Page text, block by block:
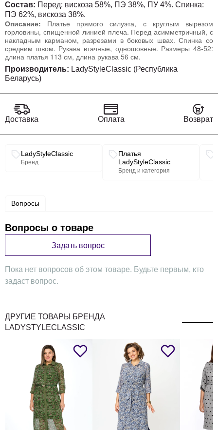
Состав: Перед: вискоза 58%, ПЭ 38%, ПУ 4%. Спинка:
ПЭ 62%, вискоза 38%.
Описание: Платье прямого силуэта, с круглым вырезом
горловины, спищенной линией плеча. Перед асимметричный, с
накладным карманом, разрезами в боковых швах. Спинка со
средним швом. Рукава втачные, одношовные. Размеры 48-52:
длина платья 113 см, длина рукава 56 см.
Производитель: LadyStyleClassic (Республика
Беларусь)
Доставка Оплата Возврат
Связанные разделы каталога
LadyStyleClassic
Бренд
Платья
LadyStyleClassic
Бренд и категория
Вопросы
Вопросы о товаре
Задать вопрос
Пока нет вопросов об этом товаре. Будьте первым, кто
задаст вопрос.
ДРУГИЕ ТОВАРЫ БРЕНДА
LADYSTYLECLASSIC